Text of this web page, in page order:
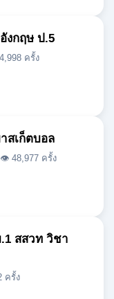
านตลอด 24 ชั่วโมง
สตร์ ประถม
กฤษ ป.5